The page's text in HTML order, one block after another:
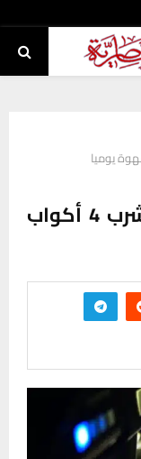
لمن تجاوز الستين.. عليك بشرب 4 أكواب